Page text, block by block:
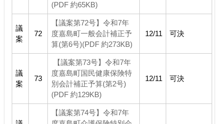
(PDF 約65KB)
議
案
72
【議案第72号】令和7年
度嘉島町一般会計補正予
算(第6号)(PDF 約273KB)
12/11 可決
議
案
73
【議案第73号】令和7年
度嘉島町国民健康保険特
別会計補正予算(第2号)
(PDF 約129KB)
12/11 可決
【議案第74号】令和7年